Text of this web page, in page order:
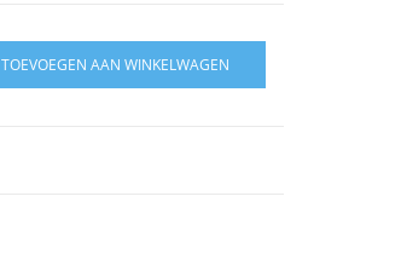
TOEVOEGEN AAN WINKELWAGEN